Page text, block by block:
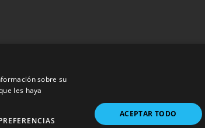
de devoluciones Aviso Legal
sobre su
les haya
ACEPTAR TODO